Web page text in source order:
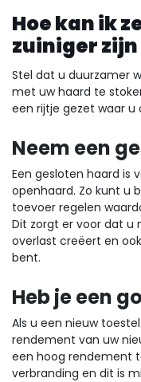
Hoe kan ik
zuiniger
Stel dat u duurzamer
met uw haard te
een rijtje gezet waar u
Neem een
Een gesloten haard is
openhaard. Zo kunt u
toevoer regelen
Dit zorgt er voor dat u
overlast creëert en
bent.
Heb je een
Als u een nieuw
rendement van uw
een hoog rendement
verbranding en dit is